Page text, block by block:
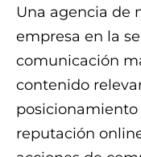
Una agencia de
empresa en la
comunicación
contenido
posicionamiento
reputación